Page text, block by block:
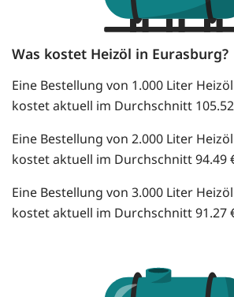
Was kostet Heizöl in Eurasburg?
Eine Bestellung von 1.000 Liter
kostet aktuell im Durchschnitt
Eine Bestellung von 2.000 Liter
kostet aktuell im Durchschnitt 94.49
Eine Bestellung von 3.000 Liter
kostet aktuell im Durchschnitt 91.27